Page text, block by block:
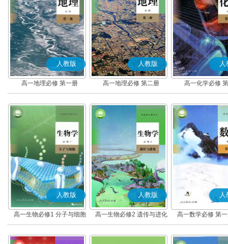
人教版
高一地理必修 第一册
人教版
高一地理必修 第二册
人
高一化学必修
人教版
高一生物必修1 分子与细胞
人教版
高一生物必修2 遗传与进化
人
高一数学必修 第